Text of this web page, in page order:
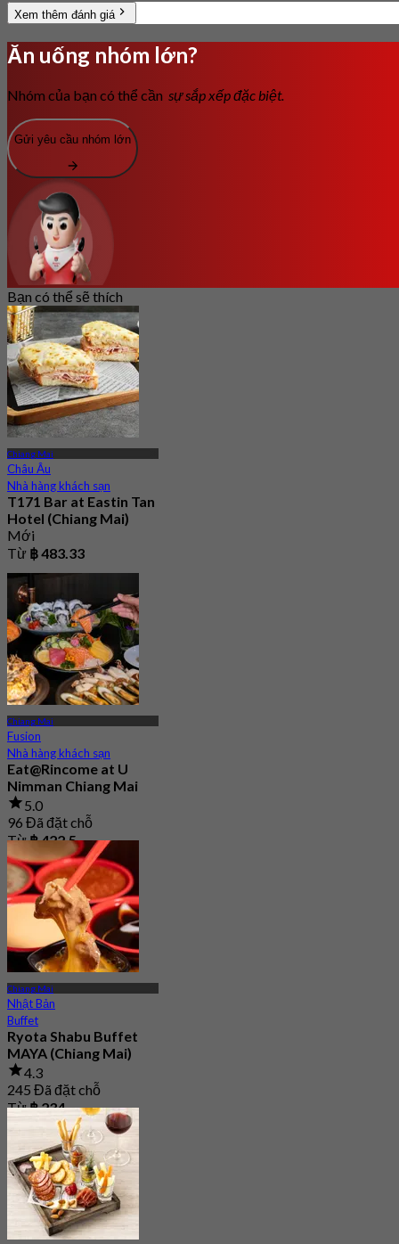
Xem thêm đánh giá
Ăn uống nhóm lớn?
Nhóm của bạn có thể cần sự sắp xếp đặc biệt.
Gửi yêu cầu nhóm lớn
Bạn có thể sẽ thích
Chiang Mai
Châu Âu
Nhà hàng khách sạn
T171 Bar at Eastin Tan
Hotel (Chiang Mai)
Mới
Từ ฿ 483.33
Chiang Mai
Fusion
Nhà hàng khách sạn
Eat@Rincome at U
Nimman Chiang Mai
5.0
96 Đã đặt chỗ
Từ฿ 422.5
Chiang Mai
Nhật Bản
Buffet
Ryota Shabu Buffet
MAYA (Chiang Mai)
4.3
245 Đã đặt chỗ
Từ฿ 234